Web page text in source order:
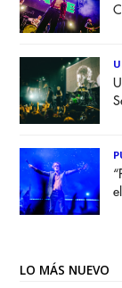
LO MÁS NUEVO